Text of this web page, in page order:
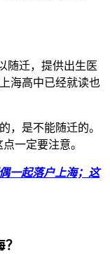
随迁，提供出生医
海高中已经就读也
，是不能随迁的。
一定要注意。
一起落户上海；这